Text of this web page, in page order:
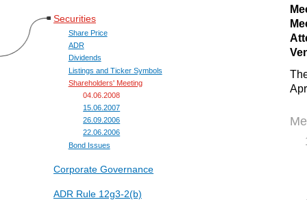
Securities
Share Price
ADR
Dividends
Listings and Ticker Symbols
Shareholders' Meeting
04.06.2008
15.06.2007
26.09.2006
22.06.2006
Bond Issues
Corporate Governance
ADR Rule 12g3-2(b)